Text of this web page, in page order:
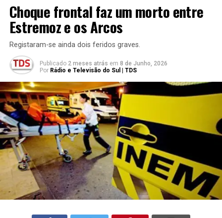
Choque frontal faz um morto entre
Estremoz e os Arcos
Registaram-se ainda dois feridos graves.
Publicado 2 meses atrás em 8 de Junho, 2026
Por Rádio e Televisão do Sul | TDS